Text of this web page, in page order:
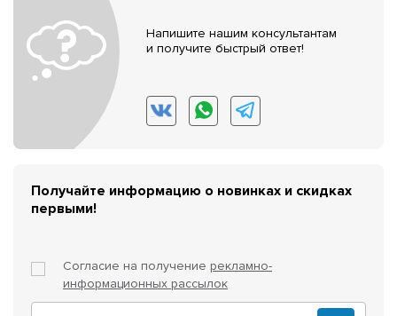
Напишите нашим консультантам
и получите быстрый ответ!
Получайте информацию о новинках и скидках
первыми!
Согласие на получение рекламно-
информационных рассылок